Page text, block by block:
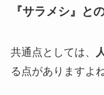
『サラメシ』と
共通点としては、
る点がありますよね